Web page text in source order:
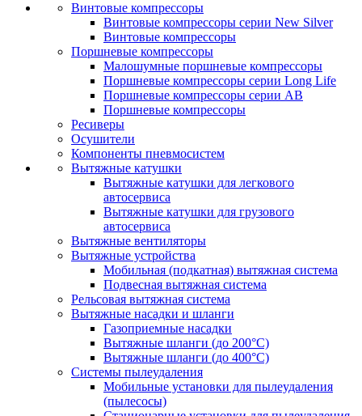
Винтовые компрессоры
Винтовые компрессоры серии New Silver
Винтовые компрессоры
Поршневые компрессоры
Малошумные поршневые компрессоры
Поршневые компрессоры серии Long Life
Поршневые компрессоры серии AB
Поршневые компрессоры
Ресиверы
Осушители
Компоненты пневмосистем
Вытяжные катушки
Вытяжные катушки для легкового
автосервиса
Вытяжные катушки для грузового
автосервиса
Вытяжные вентиляторы
Вытяжные устройства
Мобильная (подкатная) вытяжная система
Подвесная вытяжная система
Рельсовая вытяжная система
Вытяжные насадки и шланги
Газоприемные насадки
Вытяжные шланги (до 200°C)
Вытяжные шланги (до 400°C)
Системы пылеудаления
Мобильные установки для пылеудаления
(пылесосы)